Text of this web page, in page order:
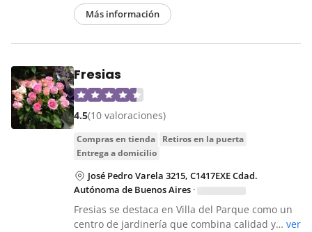
Más información
Fresias
4.5(10 valoraciones)
compras en tienda
retiros en la puerta
entrega a domicilio
José Pedro Varela 3215, C1417EXE Cdad.
Autónoma de Buenos Aires ·
Fresias se destaca en Villa del Parque como un
centro de jardinería que combina calidad y… ver